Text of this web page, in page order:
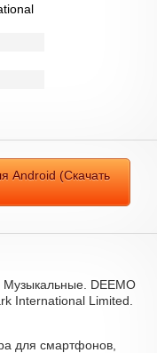
Android (Скачать
Музыкальные. DEEMO
International Limited.
для смартфонов,